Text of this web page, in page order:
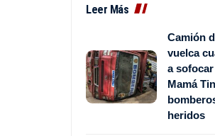
Leer Más
Camión
vuelca
a
Mamá
heridos